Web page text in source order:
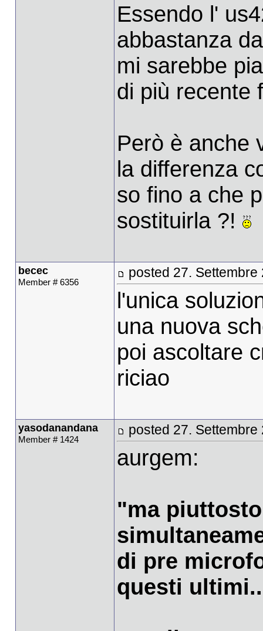
Essendo l'
abbastanza
mi sarebbe
di più recente
Però è anche
la differenza
so fino a che
sostituirla ?!
becec
Member # 6356
posted 27. Settembre
l'unica
una nuova
poi ascoltare
riciao
yasodanandana
Member # 1424
posted 27. Settembre
aurgem:
"ma
di pre
questi